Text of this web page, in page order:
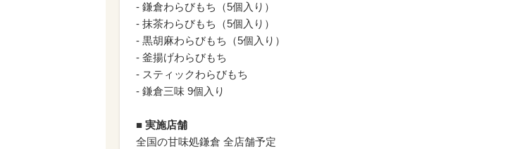
- 鎌倉わらびもち（5個入り）
- 抹茶わらびもち（5個入り）
- 黒胡麻わらびもち（5個入り）
- 釜揚げわらびもち
- スティックわらびもち
- 鎌倉三味 9個入り
■ 実施店舗
全国の甘味処鎌倉 全店舗予定